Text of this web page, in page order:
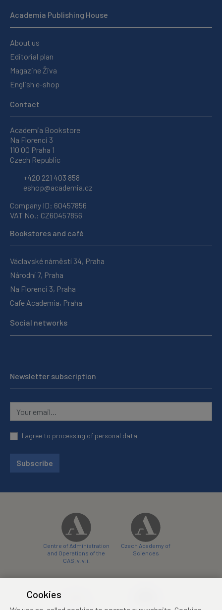
Academia Publishing House
About us
Editorial plan
Magazine Živa
English e-shop
Contact
Academia Bookstore
Na Florenci 3
110 00 Praha 1
Czech Republic
+420 221 403 858
eshop@academia.cz
Company ID: 60457856
VAT No.: CZ60457856
Bookstores and café
Václavské náměstí 34, Praha
Národní 7, Praha
Na Florenci 3, Praha
Cafe Academia, Praha
Social networks
Newsletter subscription
I agree to processing of personal data
Subscribe
Centre of Administration
and Operations of the
CAS, v. v. i.
Czech Academy of
Sciences
Cookies